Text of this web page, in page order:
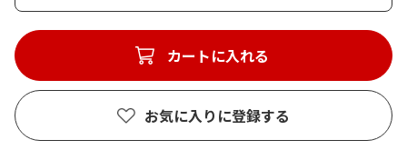
カートに入れる
お気に入りに登録する